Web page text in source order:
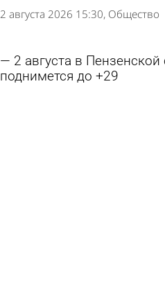
2 августа 2026 15:30 Общество
2 августа в
поднимется до +29